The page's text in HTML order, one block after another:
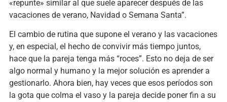
«repunte» similar al que suele aparecer después de las
vacaciones de verano, Navidad o Semana Santa”.
El cambio de rutina que supone el verano y las vacaciones
y, en especial, el hecho de convivir más tiempo juntos,
hace que la pareja tenga más “roces”. Esto no deja de ser
algo normal y humano y la mejor solución es aprender a
gestionarlo. Ahora bien, hay veces que esos períodos son
la gota que colma el vaso y la pareja decide poner fin a su